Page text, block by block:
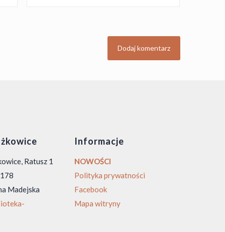
Ratusz 1
Madejska
Informacje
NOWOŚCI
Polityka prywatności
Facebook
Mapa witryny